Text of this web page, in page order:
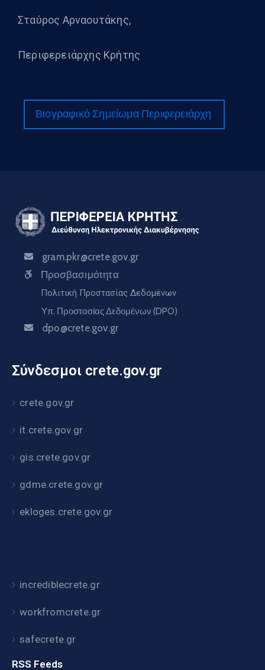
Σταύρος Αρναουτάκης,
Περιφερειάρχης Κρήτης
Βιογραφικό Σημείωμα Περιφερειάρχη
gram.pkr@crete.gov.gr
Προσβασιμότητα
Πολιτική Προστασίας Δεδομένων
Υπ. Προστασίας Δεδομένων (DPO)
dpo@crete.gov.gr
Σύνδεσμοι crete.gov.gr
crete.gov.gr
it.crete.gov.gr
gis.crete.gov.gr
gdme.crete.gov.gr
ekloges.crete.gov.gr
incrediblecrete.gr
workfromcrete.gr
safecrete.gr
RSS Feeds